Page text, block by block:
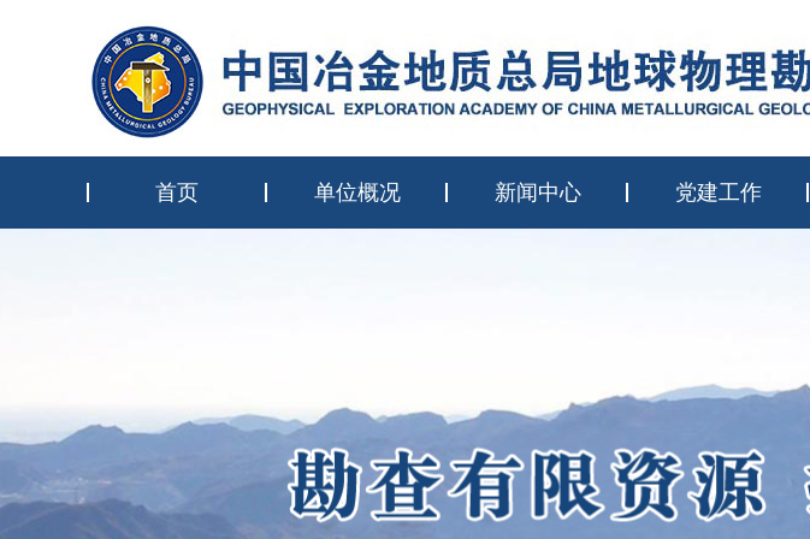
首页 单位概况 新闻中心 党建工作